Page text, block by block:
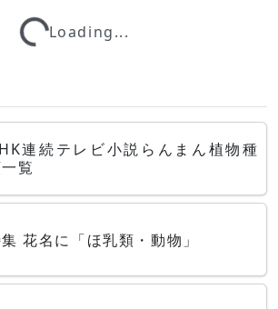
Loading...
Loading...
連続テレビ小説らんまん植物種
覧
特集 花名に「ほ乳類・動物」